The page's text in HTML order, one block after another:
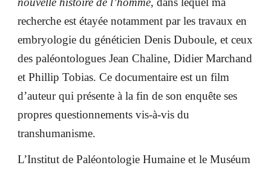
recherche est étayée notamment par les travaux en
embryologie du généticien Denis Duboule, et ceux
des paléontologues Jean Chaline, Didier Marchand
et Phillip Tobias. Ce documentaire est un film
d’auteur qui présente à la fin de son enquête ses
propres questionnements vis-à-vis du
transhumanisme.
L’Institut de Paléontologie Humaine et le Muséum